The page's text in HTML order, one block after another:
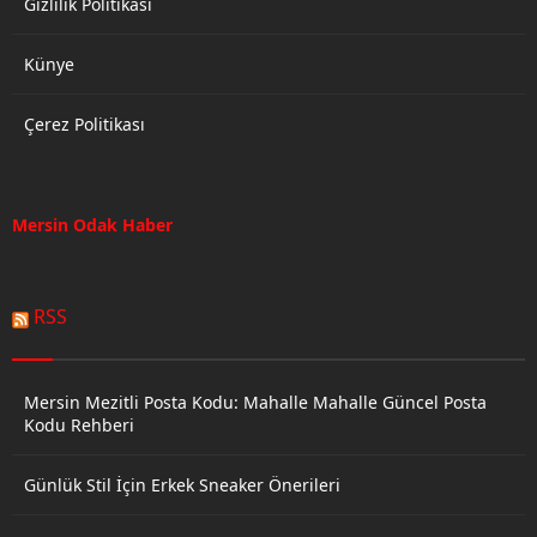
Künye
Çerez Politikası
Mersin Odak Haber
RSS
Mersin Mezitli Posta Kodu: Mahalle Mahalle Güncel Posta
Kodu Rehberi
Günlük Stil İçin Erkek Sneaker Önerileri